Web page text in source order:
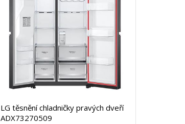
LG těsnění chladničky pravých dveří
ADX73270509